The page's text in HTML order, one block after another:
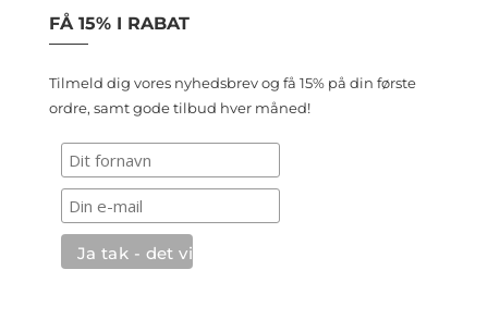
FÅ 15% I RABAT
Tilmeld dig vores nyhedsbrev og få 15% på din første
ordre, samt gode tilbud hver måned!